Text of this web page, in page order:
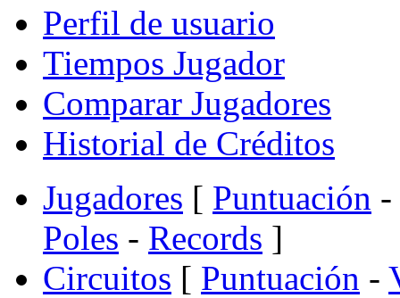
Perfil de usuario
Tiempos Jugador
Comparar Jugadores
Historial de Créditos
Jugadores [ Puntuación -
Poles - Records ]
Circuitos [ Puntuación -